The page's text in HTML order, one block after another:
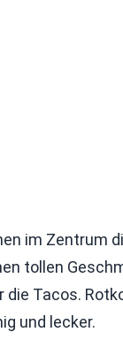
im Zentrum
tollen
Tacos.
und lecker.